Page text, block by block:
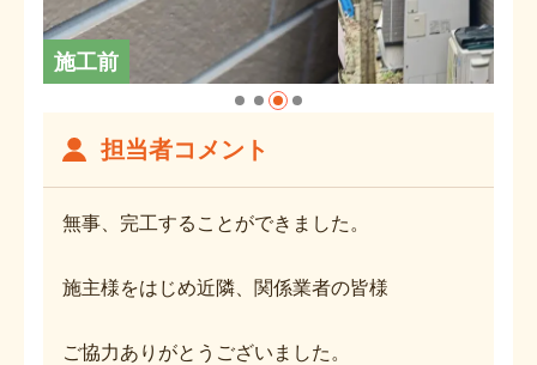
施工前
担当者コメント
無事、完工することができました。
施主様をはじめ近隣、関係業者の皆様
ご協力ありがとうございました。